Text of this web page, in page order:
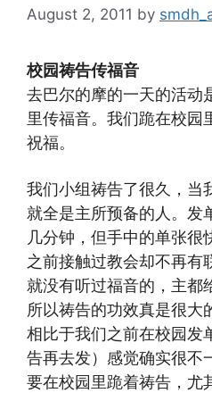
August 2, 2011 by
校园祷告传福音
去巴尔的摩的一天的活动
里传福音。我们跪在校园
祝福。
我们小组祷告了很久，当
就全是主所预备的人。发
几分钟，但手中的单张很
之前接触过教会却不再有
就没有听过福音的，主都
所以祷告的功效真是很大
相比于我们之前在校园发
告再去发）感觉确实很不
要在校园 里跪着祷告，尤